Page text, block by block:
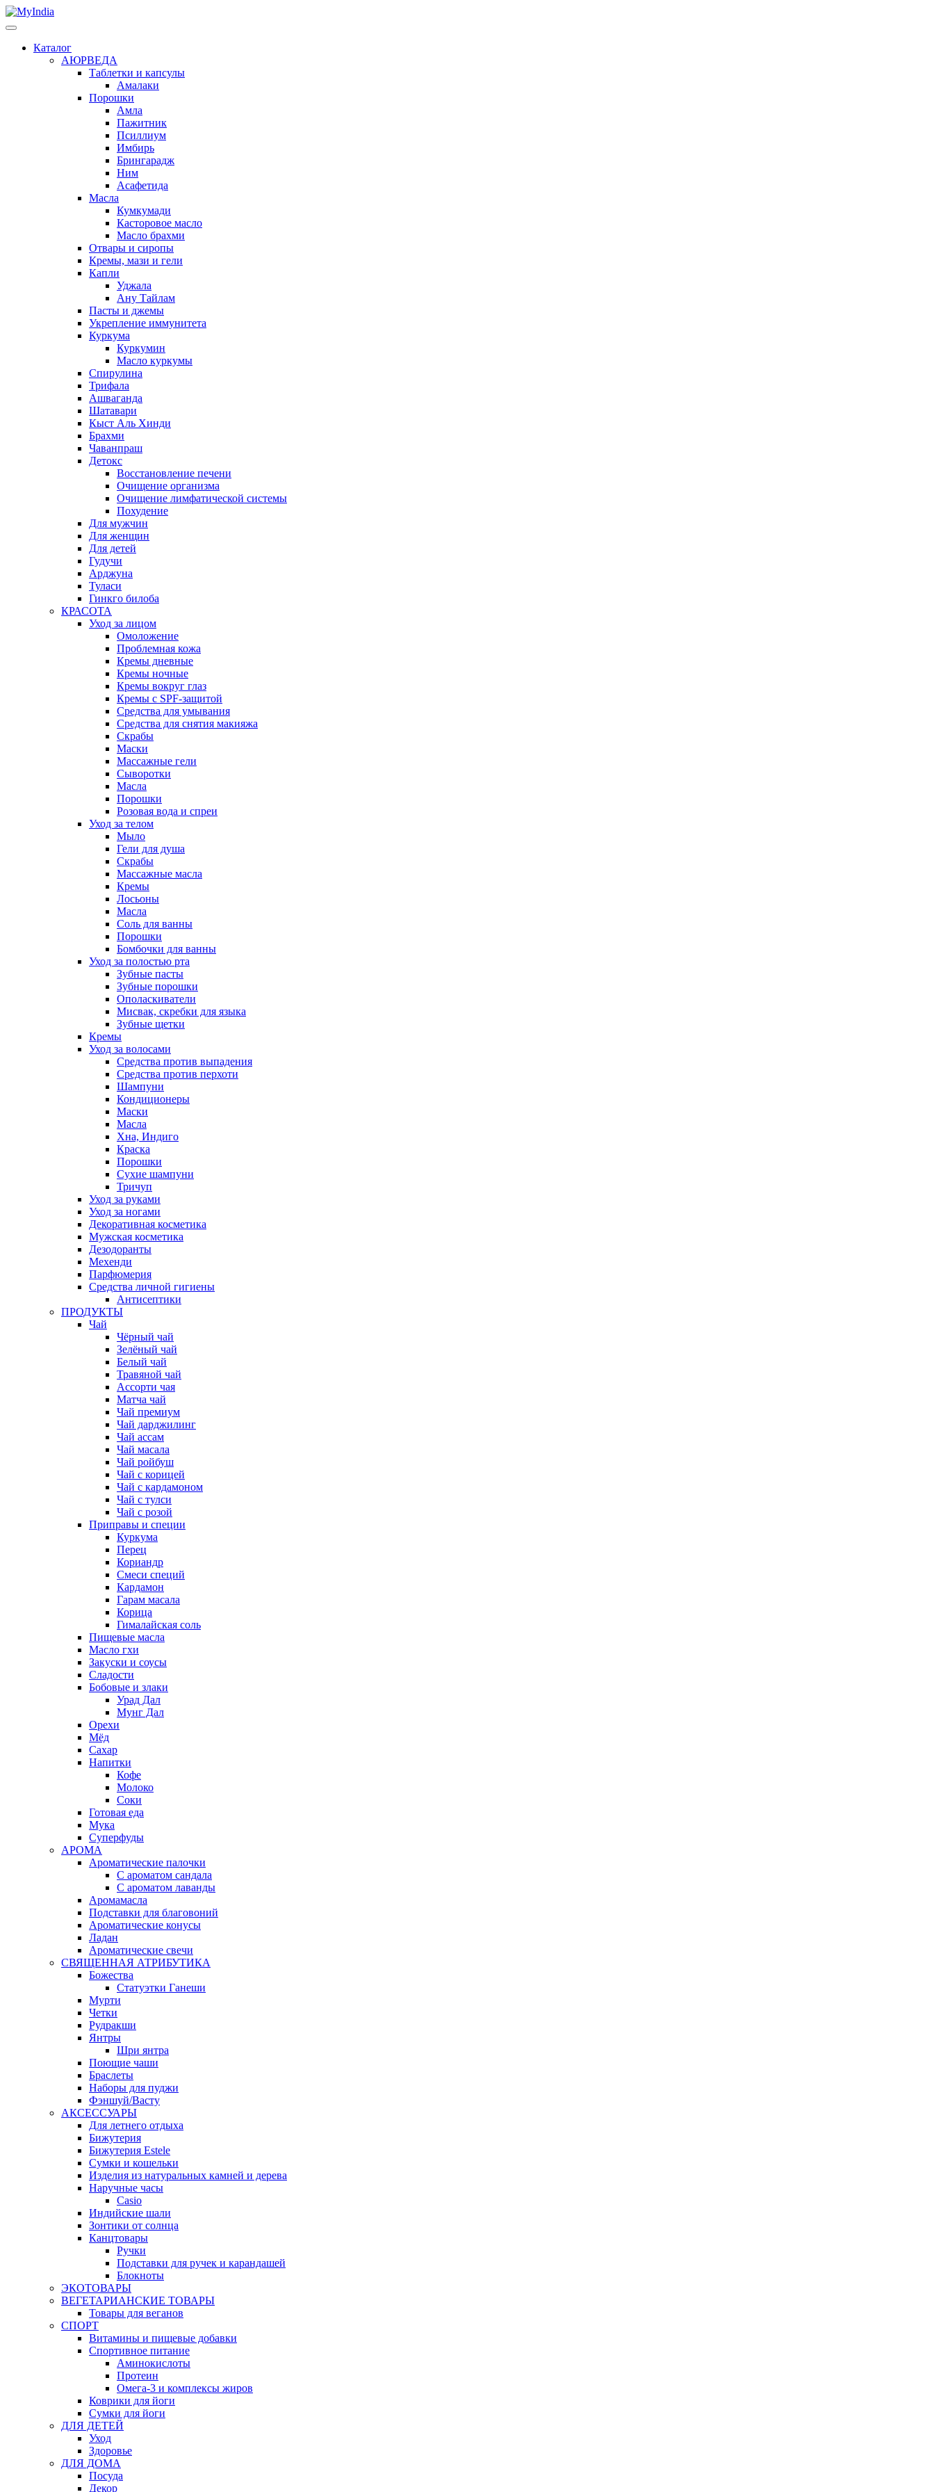
Каталог
АЮРВЕДА
Таблетки и капсулы
Амалаки
Порошки
Амла
Пажитник
Псиллиум
Имбирь
Брингарадж
Ним
Асафетида
Масла
Кумкумади
Касторовое масло
Масло брахми
Отвары и сиропы
Кремы, мази и гели
Капли
Уджала
Ану Тайлам
Пасты и джемы
Укрепление иммунитета
Куркума
Куркумин
Масло куркумы
Спирулина
Трифала
Ашваганда
Шатавари
Кыст Аль Хинди
Брахми
Чаванпраш
Детокс
Восстановление печени
Очищение организма
Очищение лимфатической системы
Похудение
Для мужчин
Для женщин
Для детей
Гудучи
Арджуна
Туласи
Гинкго билоба
КРАСОТА
Уход за лицом
Омоложение
Проблемная кожа
Кремы дневные
Кремы ночные
Кремы вокруг глаз
Кремы с SPF-защитой
Средства для умывания
Средства для снятия макияжа
Скрабы
Маски
Массажные гели
Сыворотки
Масла
Порошки
Розовая вода и спреи
Уход за телом
Мыло
Гели для душа
Скрабы
Массажные масла
Кремы
Лосьоны
Масла
Соль для ванны
Порошки
Бомбочки для ванны
Уход за полостью рта
Зубные пасты
Зубные порошки
Ополаскиватели
Мисвак, скребки для языка
Зубные щетки
Кремы
Уход за волосами
Средства против выпадения
Средства против перхоти
Шампуни
Кондиционеры
Маски
Масла
Хна, Индиго
Краска
Порошки
Сухие шампуни
Тричуп
Уход за руками
Уход за ногами
Декоративная косметика
Мужская косметика
Дезодоранты
Мехенди
Парфюмерия
Средства личной гигиены
Антисептики
ПРОДУКТЫ
Чай
Чёрный чай
Зелёный чай
Белый чай
Травяной чай
Ассорти чая
Матча чай
Чай премиум
Чай дарджилинг
Чай ассам
Чай масала
Чай ройбуш
Чай с корицей
Чай с кардамоном
Чай с тулси
Чай с розой
Приправы и специи
Куркума
Перец
Кориандр
Смеси специй
Кардамон
Гарам масала
Корица
Гималайская соль
Пищевые масла
Масло гхи
Закуски и соусы
Сладости
Бобовые и злаки
Урад Дал
Мунг Дал
Орехи
Мёд
Сахар
Напитки
Кофе
Молоко
Соки
Готовая еда
Мука
Суперфуды
АРОМА
Ароматические палочки
С ароматом сандала
С ароматом лаванды
Аромамасла
Подставки для благовоний
Ароматические конусы
Ладан
Ароматические свечи
СВЯЩЕННАЯ АТРИБУТИКА
Божества
Статуэтки Ганеши
Мурти
Четки
Рудракши
Янтры
Шри янтра
Поющие чаши
Браслеты
Наборы для пуджи
Фэншуй/Васту
АКСЕССУАРЫ
Для летнего отдыха
Бижутерия
Бижутерия Estele
Сумки и кошельки
Изделия из натуральных камней и дерева
Наручные часы
Casio
Индийские шали
Зонтики от солнца
Канцтовары
Ручки
Подставки для ручек и карандашей
Блокноты
ЭКОТОВАРЫ
ВЕГЕТАРИАНСКИЕ ТОВАРЫ
Товары для веганов
СПОРТ
Витамины и пищевые добавки
Спортивное питание
Аминокислоты
Протеин
Омега-3 и комплексы жиров
Коврики для йоги
Сумки для йоги
ДЛЯ ДЕТЕЙ
Уход
Здоровье
ДЛЯ ДОМА
Посуда
Декор